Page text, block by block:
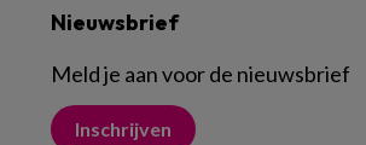
Nieuwsbrief
Meld je aan voor de nieuwsbrief
Inschrijven